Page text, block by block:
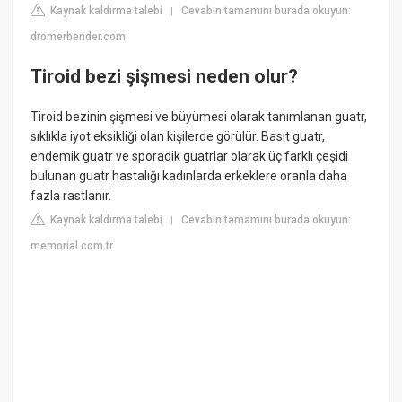
Kaynak kaldırma talebi |Cevabın tamamını burada okuyun:
dromerbender.com
Tiroid bezi şişmesi neden olur?
Tiroid bezinin şişmesi ve büyümesi olarak tanımlanan guatr,
sıklıkla iyot eksikliği olan kişilerde görülür. Basit guatr,
endemik guatr ve sporadik guatrlar olarak üç farklı çeşidi
bulunan guatr hastalığı kadınlarda erkeklere oranla daha
fazla rastlanır.
Kaynak kaldırma talebi |Cevabın tamamını burada okuyun:
memorial.com.tr